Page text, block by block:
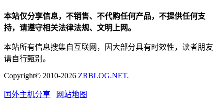
本站仅分享信息，不销售、不代购任何产品，不提供任何支
持，请遵守相关法律法规、文明上网。
本站所有信息搜集自互联网，因大部分具有时效性，读者朋友
请自行甄别。
Copyright© 2010-2026 ZRBLOG.NET.
国外主机分享 网站地图